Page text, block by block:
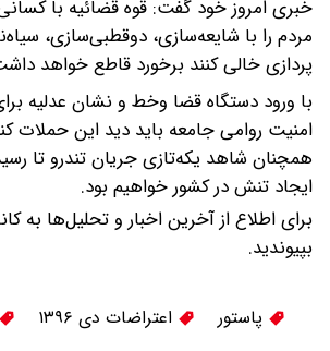
خبری امروز خود گفت: قوه قضائیه با
مردم را با شایعه‌سازی، دوقطبی‌سازی،
پردازی خالی کنند برخورد قاطع خواهد
با ورود دستگاه قضا وخط و نشان عدلیه
امنیت روامی جامعه باید دید این حملات
همچنان شاهد یکه‌تازی جریان تندرو تا
ایجاد تنش در کشور خواهیم بود.
برای اطلاع از آخرین اخبار و تحلیل‌ها به
بپیوندید.
پاستور اعتراضات دی ۱۳۹۶